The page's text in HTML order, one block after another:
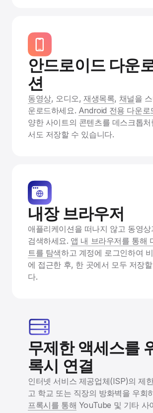
안드로이드 다운
션
동영상, 오디오,재생목록, 채널을
운로드하세요. Android 전용 다운로
양한 사이트의 콘텐츠를 데스크톱
서도 저장할 수 있습니다.
내장 브라우저
애플리케이션을 떠나지 않고 동영
검색하세요. 앱 내 브라우저를 통해
트를 탐색하고 계정에 로그인하여
에 접근한 후, 한 곳에서 모두 저장
다.
무제한 액세스를
록시 연결
인터넷 서비스 제공업체(ISP)의 제
고 학교 또는 직장의 방화벽을 우회
프록시를 통해 YouTube 및 기타 사